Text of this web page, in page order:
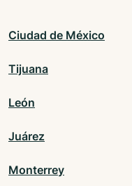
Ciudad de México
Tijuana
León
Juárez
Monterrey